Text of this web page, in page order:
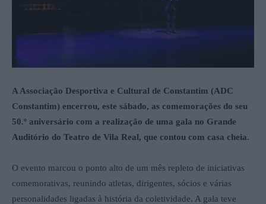
A Associação Desportiva e Cultural de Constantim (ADC
Constantim) encerrou, este sábado, as comemorações do seu
50.º aniversário com a realização de uma gala no Grande
Auditório do Teatro de Vila Real, que contou com casa cheia.
O evento marcou o ponto alto de um mês repleto de iniciativas
comemorativas, reunindo atletas, dirigentes, sócios e várias
personalidades ligadas à história da coletividade. A gala teve